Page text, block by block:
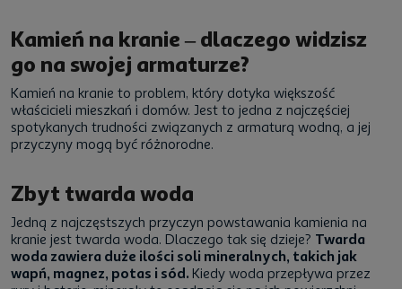
Kamień na kranie – dlaczego widzisz
go na swojej armaturze?
Kamień na kranie to problem, który dotyka większość
właścicieli mieszkań i domów. Jest to jedna z najczęściej
spotykanych trudności związanych z armaturą wodną, a jej
przyczyny mogą być różnorodne.
Zbyt twarda woda
Jedną z najczęstszych przyczyn powstawania kamienia na
kranie jest twarda woda. Dlaczego tak się dzieje? Twarda
woda zawiera duże ilości soli mineralnych, takich jak
wapń, magnez, potas i sód. Kiedy woda przepływa przez